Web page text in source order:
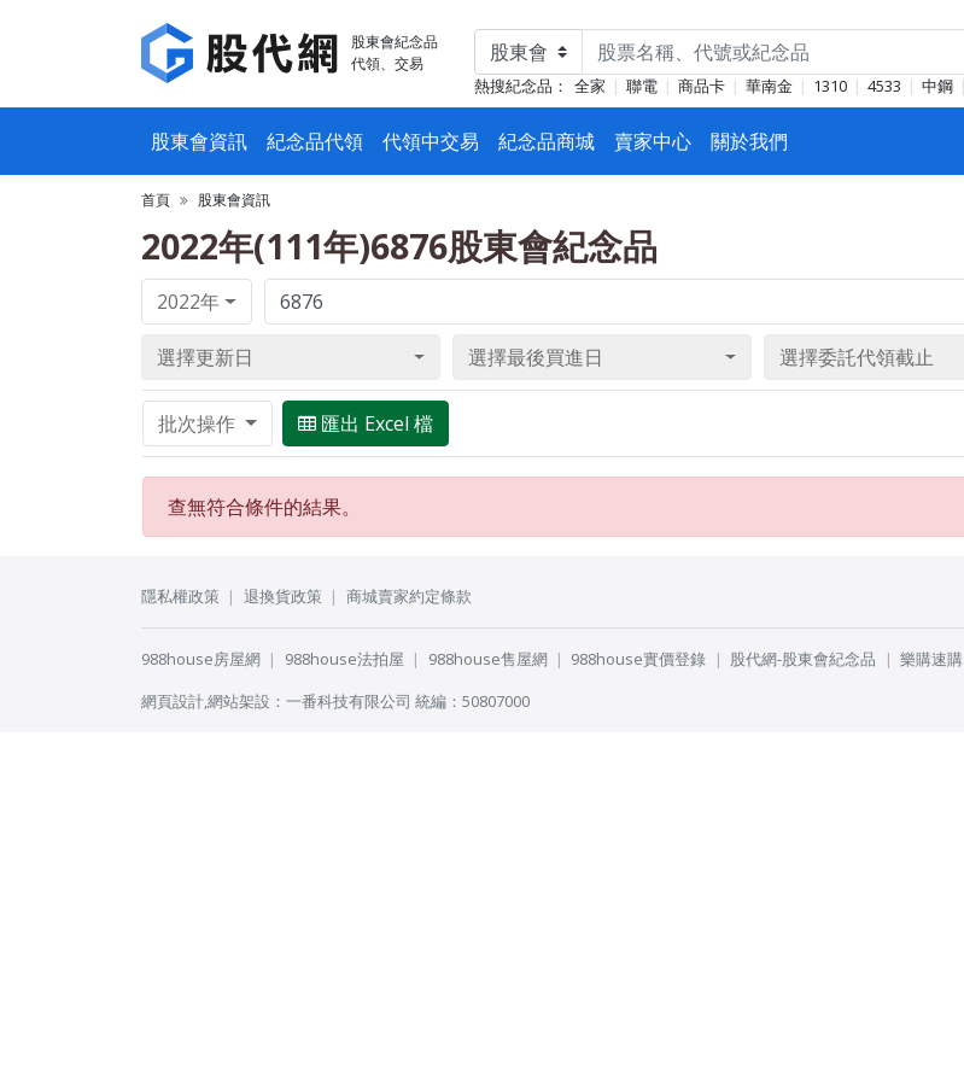
股東會紀念品
代領、交易
熱搜紀念品： 全家 聯電 商品卡 華南金 1310 4533 中鋼
股東會資訊 紀念品代領 代領中交易 紀念品商城 賣家中心 關於我們
首頁 股東會資訊
2022年(111年)6876股東會紀念品
2022年
選擇更新日 選擇最後買進日 選擇委託代領截止
批次操作 匯出 Excel 檔
查無符合條件的結果。
隱私權政策 退換貨政策 商城賣家約定條款
988house房屋網 988house法拍屋 988house售屋網 988house實價登錄 股代網-股東會紀念品
樂購速購
網頁設計,網站架設 ： 一番科技有限公司 統編：50807000